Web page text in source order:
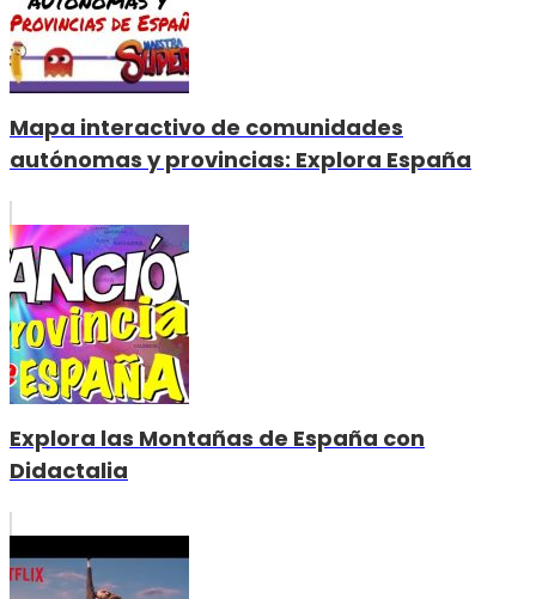
Mapa interactivo de comunidades
autónomas y provincias: Explora España
Explora las Montañas de España con
Didactalia